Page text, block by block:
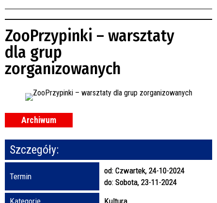
Kategoria
Trwające w zakresie
Miejsce
ZooPrzypinki – warsztaty
dla grup
zorganizowanych
Archiwum
Szczegóły:
Termin
od: Czwartek, 24-10-2024
do: Sobota, 23-11-2024
Kategorie
Kultura